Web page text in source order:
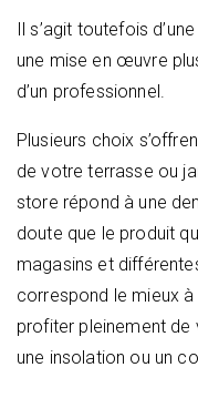
Il s’agit toutefois
une mise en œuvre
d’un professionnel.
Plusieurs choix
de votre terrasse ou
store répond à une
doute que le produit
magasins et
correspond le mieux
profiter pleinement de
une insolation ou un